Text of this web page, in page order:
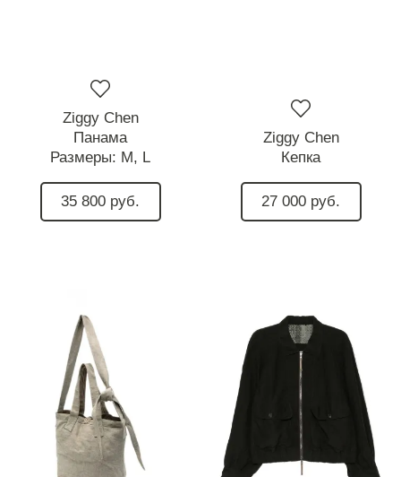
Ziggy Chen
Панама
Размеры: M, L
35 800 руб.
Ziggy Chen
Кепка
27 000 руб.